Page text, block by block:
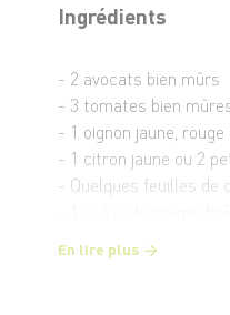
Ingrédients
- 2 avocats bien mûrs
- 3 tomates bien
- 1 oignon jaune, rouge
- 1 citron jaune ou 2
- Quelques feuilles de
- Sel et poivre
En lire plus